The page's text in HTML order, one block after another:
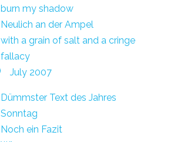
burn my shadow
Neulich an der Ampel
with a grain of salt and a cringe
fallacy
July 2007
Dümmster Text des Jahres
Sonntag
Noch ein Fazit